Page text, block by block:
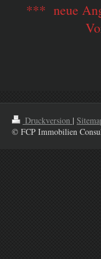
*** neue
Druckversion |
© FCP Immobilien